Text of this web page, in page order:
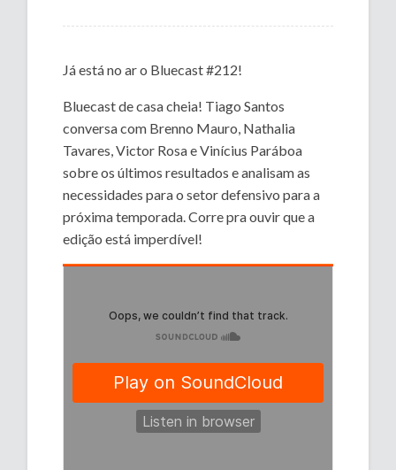
Já está no ar o Bluecast #212!
Bluecast de casa cheia! Tiago Santos
conversa com Brenno Mauro, Nathalia
Tavares, Victor Rosa e Vinícius Paráboa
sobre os últimos resultados e analisam as
necessidades para o setor defensivo para a
próxima temporada. Corre pra ouvir que a
edição está imperdível!